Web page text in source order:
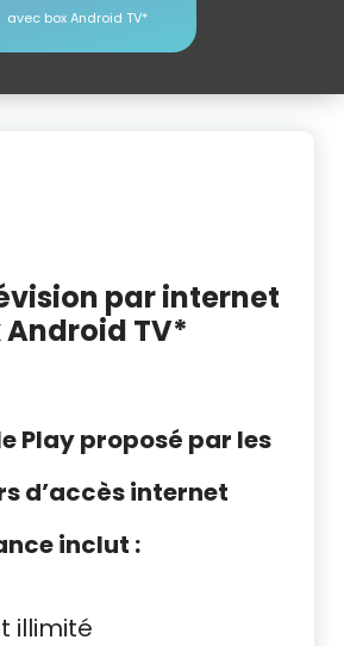
avec box Android TV*
par internet
TV*
Play proposé par les
d’accès internet
inclut :
illimité